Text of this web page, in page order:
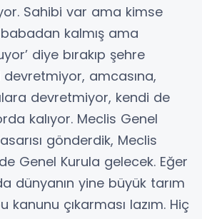
Sahibi var ama kimse
kalmış ama
diye bırakıp şehre
amcasına,
devretmiyor, kendi de
kalıyor. Meclis Genel
gönderdik, Meclis
Genel Kurula gelecek. Eğer
dünyanın yine büyük tarım
çıkarması lazım. Hiç